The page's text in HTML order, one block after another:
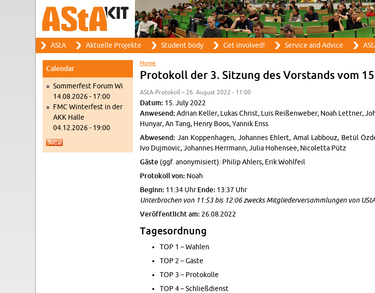
Skip to main
Search form
Search
Main menu
AStA Ak­tuelle Pro­jekte Stu­dent body Get in­volved! Ser­vice and Ad­vice
Cal­en­dar
Som­mer­fest Forum Wi
14.08.2026 - 17:00
FMC Win­ter­fest in der
AKK Halle
04.12.2026 - 19:00
You are here
Home
Pro­tokoll der 3. Sitzung des Vor­stands vom
AStA-Pro­tokoll – 26. Au­gust 2022 - 11:00
Datum: 15. July 2022
An­we­send: Adrian Keller, Lukas Christ, Luis Reißen­we­ber, Noah Let­tner,
Hun­yar, An Tang, Henry Boos, Yan­nik Enss
Ab­we­send: Jan Kop­pen­hagen, Jo­hannes Ehlert, Amal Lab­bouz, Betül
Ivo Du­j­movic, Jo­hannes Her­rmann, Julia Ho­hensee, Nico­letta Pütz
Gäste (ggf. anonymisiert): Philip Ahlers, Erik Wohlfeil
Pro­tokoll von: Noah
Be­ginn: 11:34 Uhr Ende: 13:37 Uhr
Un­ter­brochen von 11:53 bis 12:06 zwecks Mit­gliederver­samm­lun­gen von
Veröffentlicht am: 26.08.2022
Tage­sor­d­nung
TOP 1 – Wahlen
TOP 2 – Gäste
TOP 3 – Pro­tokolle
TOP 4 – Schließdi­enst